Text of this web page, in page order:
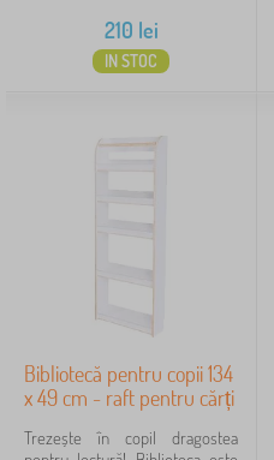
210 lei
IN STOC
Bibliotecă pentru copii 134
x 49 cm - raft pentru cărți
Trezește în copil dragostea